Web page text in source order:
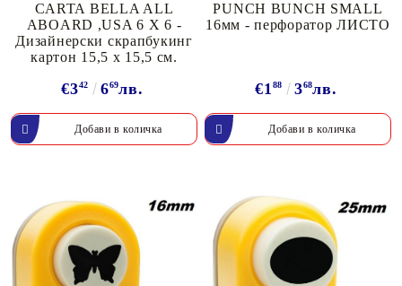
CARTA BELLA ALL
ABOARD ,USA 6 X 6 -
Дизайнерски скрапбукинг
картон 15,5 х 15,5 см.
€342 669лв.
PUNCH BUNCH SMALL
16мм - перфоратор ЛИСТО
€188 368лв.